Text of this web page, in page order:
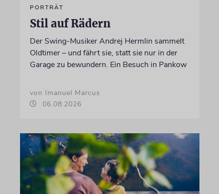
PORTRÄT
Stil auf Rädern
Der Swing-Musiker Andrej Hermlin sammelt
Oldtimer – und fährt sie, statt sie nur in der
Garage zu bewundern. Ein Besuch in Pankow
von Imanuel Marcus
06.08.2026